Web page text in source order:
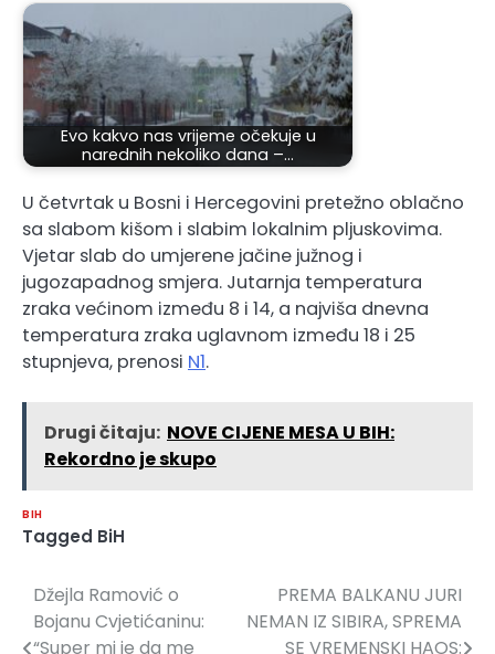
Evo kakvo nas vrijeme očekuje u
narednih nekoliko dana –…
U četvrtak u Bosni i Hercegovini pretežno oblačno
sa slabom kišom i slabim lokalnim pljuskovima.
Vjetar slab do umjerene jačine južnog i
jugozapadnog smjera. Jutarnja temperatura
zraka većinom između 8 i 14, a najviša dnevna
temperatura zraka uglavnom između 18 i 25
stupnjeva, prenosi N1.
Drugi čitaju: NOVE CIJENE MESA U BIH:
Rekordno je skupo
BIH
Tagged BiH
Navigacija
članaka
Džejla Ramović o
Bojanu Cvjetićaninu:
“Super mi je da me
PREMA BALKANU JURI
NEMAN IZ SIBIRA, SPREMA
SE VREMENSKI HAOS: